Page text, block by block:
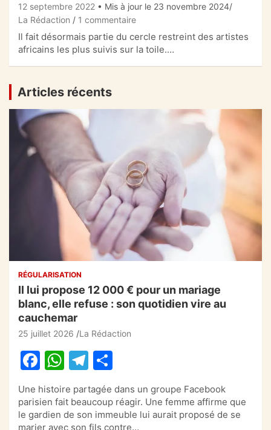
12 septembre 2022 • Mis à jour le 23 novembre 2024
La Rédaction
1 commentaire
Il fait désormais partie du cercle restreint des artistes
africains les plus suivis sur la toile.…
Articles récents
RÉGULARISATION
Il lui propose 12 000 € pour un mariage
blanc, elle refuse : son quotidien vire au
cauchemar
25 juillet 2026 La Rédaction
F
a
c
e
W
at
s
T
el
e
gr
ar
ta
g
Une histoire partagée dans un groupe Facebook
parisien fait beaucoup réagir. Une femme affirme que
le gardien de son immeuble lui aurait proposé de se
marier avec son fils contre…